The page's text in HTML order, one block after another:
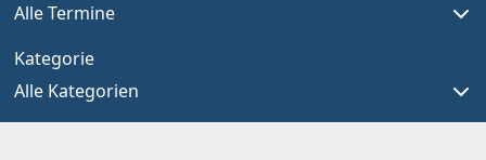
Alle Termine
Kategorie
Alle Kategorien